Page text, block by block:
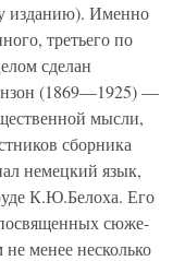
изданию). Именно
третьего по
сделан
(1869—1925) —
мысли,
сборника
немецкий язык,
К.Ю.Белоха. Его
посвященных сюже­
менее несколько